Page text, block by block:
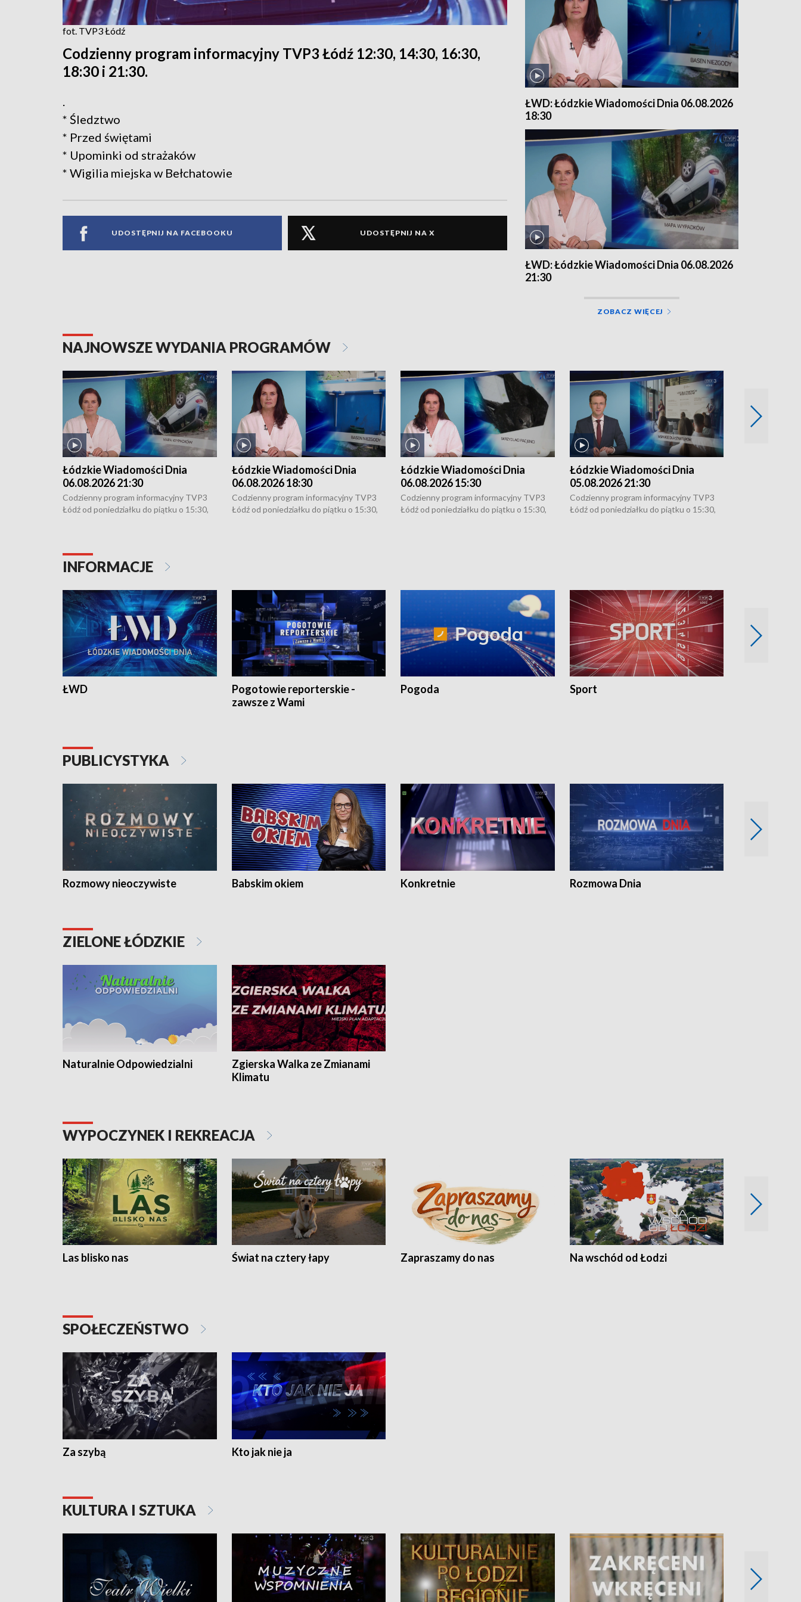
fot. TVP3 Łódź
Codzienny program informacyjny TVP3 Łódź 12:30, 14:30, 16:30,
18:30 i 21:30.
* Śledztwo
* Przed świętami
* Upominki od strażaków
* Wigilia miejska w Bełchatowie
UDOSTĘPNIJ NA FACEBOOKU UDOSTĘPNIJ NA X
ŁWD: Łódzkie Wiadomości Dnia 06.08.2026
18:30
ŁWD: Łódzkie Wiadomości Dnia 06.08.2026
21:30
ZOBACZ WIĘCEJ
NAJNOWSZE WYDANIA PROGRAMÓW
Łódzkie Wiadomości Dnia
06.08.2026 21:30
Codzienny program informacyjny TVP3
Łódź od poniedziałku do piątku o 15:30,
Łódzkie Wiadomości Dnia
06.08.2026 18:30
Codzienny program informacyjny TVP3
Łódź od poniedziałku do piątku o 15:30,
Łódzkie Wiadomości Dnia
06.08.2026 15:30
Codzienny program informacyjny TVP3
Łódź od poniedziałku do piątku o 15:30,
Łódzkie Wiadomości Dnia
05.08.2026 21:30
Codzienny program informacyjny TVP3
Łódź od poniedziałku do piątku o 15:30,
INFORMACJE
ŁWD
Pogotowie reporterskie -
zawsze z Wami
Pogoda Sport
PUBLICYSTYKA
Rozmowy nieoczywiste Babskim okiem Konkretnie Rozmowa Dnia
ZIELONE ŁÓDZKIE
Naturalnie Odpowiedzialni
Zgierska Walka ze Zmianami
Klimatu
WYPOCZYNEK I REKREACJA
Las blisko nas Świat na cztery łapy Zapraszamy do nas Na wschód od Łodzi
SPOŁECZEŃSTWO
Za szybą Kto jak nie ja
KULTURA I SZTUKA